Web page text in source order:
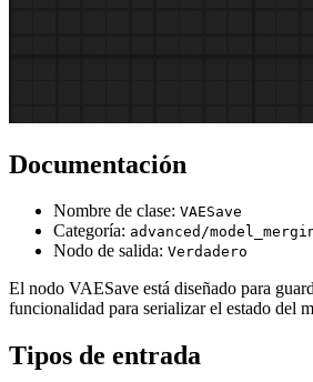
Documentación
Nombre de clase: VAESave
Categoría: advanced/
Nodo de salida: Verdadero
El nodo VAESave está diseñado para
funcionalidad para serializar el estado del
Tipos de entrada